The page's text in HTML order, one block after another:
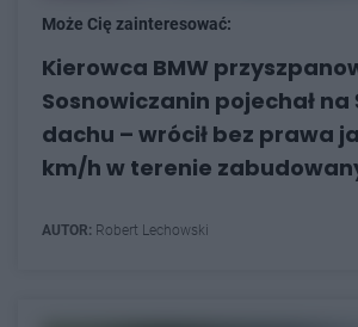
Może Cię zainteresować:
Kierowca BMW
Sosnowiczanin pojechał na
dachu – wrócił bez prawa
km/h w terenie
AUTOR: Robert Lechowski